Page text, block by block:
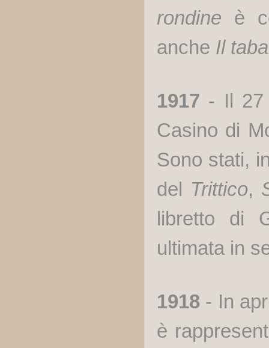
rondine è
anche Il
1917 - Il
Casino di
Sono stati,
del Trittico,
libretto di
ultimata in
1918 - In
è